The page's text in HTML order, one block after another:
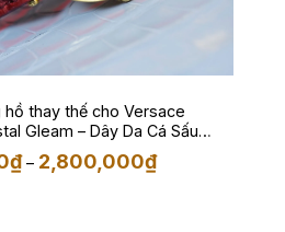
hồ thay thế cho Versace
Gleam – Dây Da Cá Sấu
₫ – 2,800,000₫Khoảng
giá: